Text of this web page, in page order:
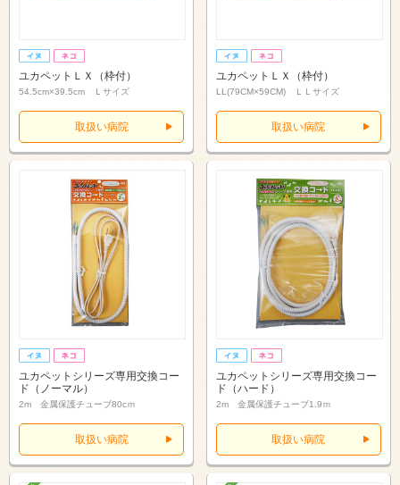
ユカペットＬＸ（枠付）
54.5cm×39.5cm Ｌサイズ
取扱い病院
ユカペットＬＸ（枠付）
LL(79CM×59CM) ＬＬサイズ
取扱い病院
ユカペットシリーズ専用交換コー
ド（ノーマル）
2m 金属保護チューブ80cｍ
取扱い病院
ユカペットシリーズ専用交換コー
ド（ハード）
2m 金属保護チューブ1.9ｍ
取扱い病院